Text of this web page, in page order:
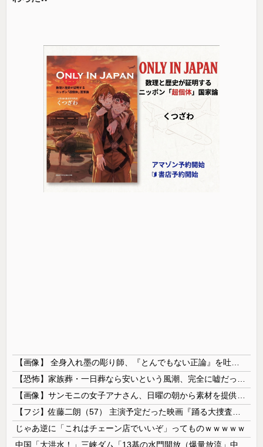
じゃあ逆に「これはチェーン店でいいぞ」ってものｗｗｗｗｗ